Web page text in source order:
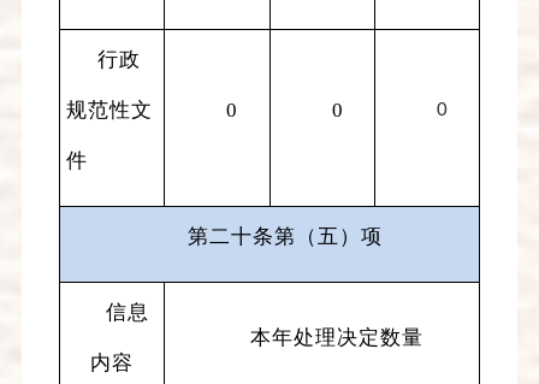
行政
规范性文
件
0 0 0
第二十条第（五）项
信息
内容
本年处理决定数量